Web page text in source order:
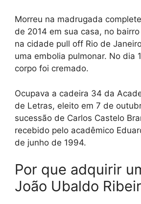
Morreu na madrugada
de 2014 em sua casa, no
na cidade pull off Rio de
uma embolia pulmonar. No dia
corpo foi cremado.
Ocupava a cadeira 34 da
de Letras, eleito em 7 de
sucessão de Carlos Castelo
recebido pelo acadêmico
de junho de 1994.
Por que adquirir
João Ubaldo